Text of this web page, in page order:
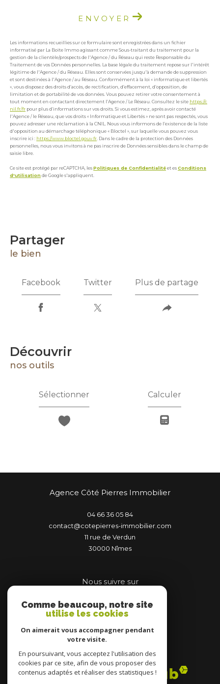
ENVOYER
Les informations recueillies sur ce formulaire sont enregistrées dans un fichier
informatisé par La Boite Immo agissant comme Sous-traitant du traitement pour la
gestion de la clientèle/prospects de l'Agence / du Réseau qui reste Responsable du
Traitement de vos Données personnelles. La base légale du traitement repose sur l'intérêt
légitime de l'Agence / du Réseau. Elles sont conservées jusqu'à demande de suppression
et sont destinées à l'Agence / au Réseau. Conformément à la loi « informatique et libertés
», vous disposez des droits d’accès, de rectification, d’effacement, d’opposition, de
limitation et de portabilité de vos données. Vous pouvez retirer votre consentement à
tout moment en contactant directement l’Agence / Le Réseau. Consultez le site https://c
nil.fr/fr pour plus d’informations sur vos droits. Si vous estimez, après avoir contacté
l'Agence / le Réseau, que vos droits « Informatique et Libertés » ne sont pas respectés, vous
pouvez adresser une réclamation à la CNIL. Nous vous informons de l’existence de la liste
d'opposition au démarchage téléphonique « Bloctel », sur laquelle vous pouvez vous
inscrire ici : https://www.bloctel.gouv.fr . Dans le cadre de la protection des Données
personnelles, nous vous invitons à ne pas inscrire de Données sensibles dans le champ de
saisie libre.
Ce site est protégé par reCAPTCHA, lesPolitiques de Confidentialitéet esConditions
d'utilisationde Google s'appliquent.
partager
le bien
Facebook Twitter Plus de partage
découvrir
nos outils
Sélectionner Calculer
Agence Côté Pierres Immobilier
04 66 36 05 84
contact@cotepierres-immobilier.com
11 rue de Verdun
30000
nîmes
Nous suivre sur
Adhérents
Comme beaucoup, notre site
utilise les cookies
On aimerait vous accompagner pendant
votre visite.
En poursuivant, vous acceptez l'utilisation des
cookies par ce site, afin de vous proposer des
contenus adaptés et réaliser des statistiques !